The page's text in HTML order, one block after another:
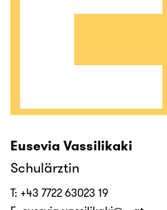
Eusevia Vassilikaki
Schulärztin
T: +43 7722 63023 19